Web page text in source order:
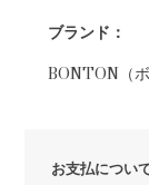
ブランド：
BONTON（ボ
お支払につい